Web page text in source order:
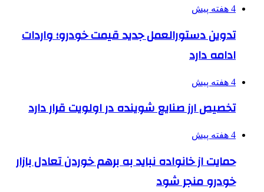
4 هفته پیش
تدوین دستورالعمل جدید قیمت خودرو؛ واردات
ادامه دارد
4 هفته پیش
تخصیص ارز صنایع شوینده در اولویت قرار دارد
4 هفته پیش
حمایت از خانواده نباید به برهم خوردن تعادل بازار
خودرو منجر شود